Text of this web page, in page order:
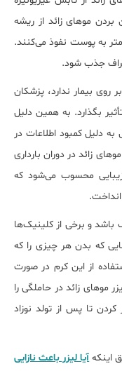
موهای زائد از ریشه
به پوست نفوذ می‌کنند.
جذب شود.
بیمار ندارد، پزشکان
بگذارد. به همین دلیل
دلیل کمبود اطلاعات در
زائد در دوران بارداری
محسوب می‌شود که
انداخت.
باشد و برخی از کلینیک‌ها
که بدن هر چیزی را که
از این کرم در صورت
موهای زائد در حاملگی را
تا پس از تولد نوزاد
اینکه آیا لیزر باعث نازایی